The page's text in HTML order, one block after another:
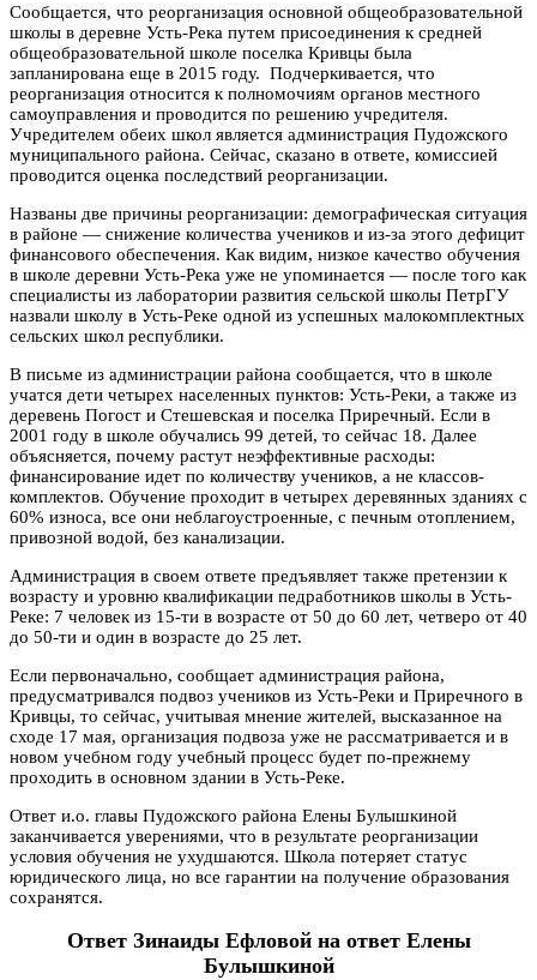
Сообщается, что реорганизация основной общеобразовательной
школы в деревне Усть-Река путем присоединения к средней
общеобразовательной школе поселка Кривцы была
запланирована еще в 2015 году. Подчеркивается, что
реорганизация относится к полномочиям органов местного
самоуправления и проводится по решению учредителя.
Учредителем обеих школ является администрация Пудожского
муниципального района. Сейчас, сказано в ответе, комиссией
проводится оценка последствий реорганизации.
Названы две причины реорганизации: демографическая ситуация
в районе — снижение количества учеников и из-за этого дефицит
финансового обеспечения. Как видим, низкое качество обучения
в школе деревни Усть-Река уже не упоминается — после того как
специалисты из лаборатории развития сельской школы ПетрГУ
назвали школу в Усть-Реке одной из успешных малокомплектных
сельских школ республики.
В письме из администрации района сообщается, что в школе
учатся дети четырех населенных пунктов: Усть-Реки, а также из
деревень Погост и Стешевская и поселка Приречный. Если в
2001 году в школе обучались 99 детей, то сейчас 18. Далее
объясняется, почему растут неэффективные расходы:
финансирование идет по количеству учеников, а не классов-
комплектов. Обучение проходит в четырех деревянных зданиях с
60% износа, все они неблагоустроенные, с печным отоплением,
привозной водой, без канализации.
Администрация в своем ответе предъявляет также претензии к
возрасту и уровню квалификации педработников школы в Усть-
Реке: 7 человек из 15-ти в возрасте от 50 до 60 лет, четверо от 40
до 50-ти и один в возрасте до 25 лет.
Если первоначально, сообщает администрация района,
предусматривался подвоз учеников из Усть-Реки и Приречного в
Кривцы, то сейчас, учитывая мнение жителей, высказанное на
сходе 17 мая, организация подвоза уже не рассматривается и в
новом учебном году учебный процесс будет по-прежнему
проходить в основном здании в Усть-Реке.
Ответ и.о. главы Пудожского района Елены Булышкиной
заканчивается уверениями, что в результате реорганизации
условия обучения не ухудшаются. Школа потеряет статус
юридического лица, но все гарантии на получение образования
сохранятся.
Ответ Зинаиды Ефловой на ответ Елены
Булышкиной